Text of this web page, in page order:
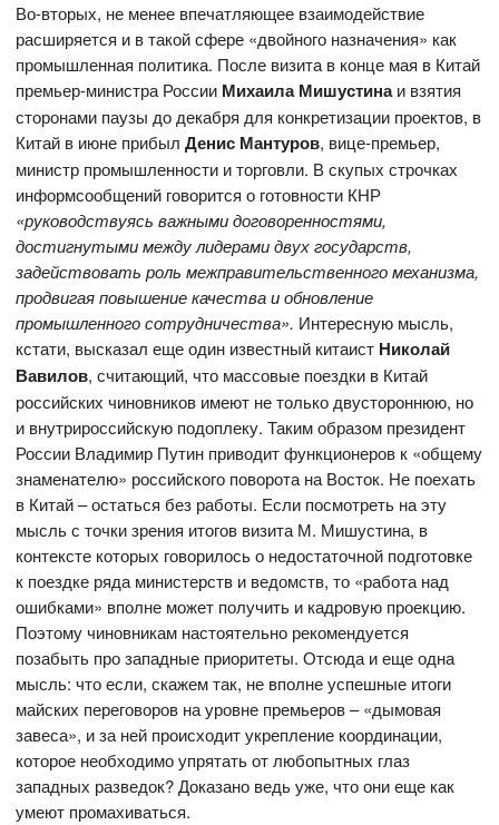
Во-вторых, не менее впечатляющее взаимодействие
расширяется и в такой сфере «двойного назначения» как
промышленная политика. После визита в конце мая в Китай
премьер-министра России Михаила Мишустинаи взятия
сторонами паузы до декабря для конкретизации проектов, в
Китай в июне прибылДенис Мантуров, вице-премьер,
министр промышленности и торговли. В скупых строчках
информсообщений говорится о готовности КНР
«руководствуясь важными договоренностями,
достигнутыми между лидерами двух государств,
задействовать роль межправительственного механизма,
продвигая повышение качества и обновление
промышленного сотрудничества». Интересную мысль,
кстати, высказал еще один известный китаист Николай
Вавилов, считающий, что массовые поездки в Китай
российских чиновников имеют не только двустороннюю, но
и внутрироссийскую подоплеку. Таким образом президент
России Владимир Путин приводит функционеров к «общему
знаменателю» российского поворота на Восток. Не поехать
в Китай – остаться без работы. Если посмотреть на эту
мысль с точки зрения итогов визита М. Мишустина, в
контексте которых говорилось о недостаточной подготовке
к поездке ряда министерств и ведомств, то «работа над
ошибками» вполне может получить и кадровую проекцию.
Поэтому чиновникам настоятельно рекомендуется
позабыть про западные приоритеты. Отсюда и еще одна
мысль: что если, скажем так, не вполне успешные итоги
майских переговоров на уровне премьеров – «дымовая
завеса», и за ней происходит укрепление координации,
которое необходимо упрятать от любопытных глаз
западных разведок? Доказано ведь уже, что они еще как
умеют промахиваться.